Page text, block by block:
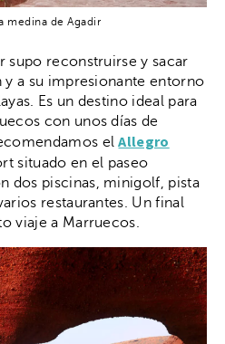
medina de Agadir
supo reconstruirse y sacar
a su impresionante entorno
Es un destino ideal para
con unos días de
elAllegro
situado en el paseo
dos piscinas, minigolf, pista
restaurantes. Un final
viaje a Marruecos.